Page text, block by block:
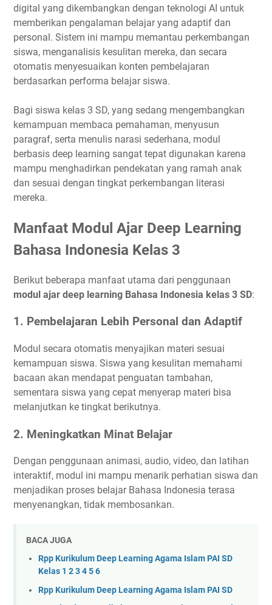
digital yang dikembangkan dengan teknologi AI untuk
memberikan pengalaman belajar yang adaptif dan
personal. Sistem ini mampu memantau perkembangan
siswa, menganalisis kesulitan mereka, dan secara
otomatis menyesuaikan konten pembelajaran
berdasarkan performa belajar siswa.
Bagi siswa kelas 3 SD, yang sedang mengembangkan
kemampuan membaca pemahaman, menyusun
paragraf, serta menulis narasi sederhana, modul
berbasis deep learning sangat tepat digunakan karena
mampu menghadirkan pendekatan yang ramah anak
dan sesuai dengan tingkat perkembangan literasi
mereka.
Manfaat Modul Ajar Deep Learning
Bahasa Indonesia Kelas 3
Berikut beberapa manfaat utama dari penggunaan
modul ajar deep learning Bahasa Indonesia kelas 3 SD:
1. Pembelajaran Lebih Personal dan Adaptif
Modul secara otomatis menyajikan materi sesuai
kemampuan siswa. Siswa yang kesulitan memahami
bacaan akan mendapat penguatan tambahan,
sementara siswa yang cepat menyerap materi bisa
melanjutkan ke tingkat berikutnya.
2. Meningkatkan Minat Belajar
Dengan penggunaan animasi, audio, video, dan latihan
interaktif, modul ini mampu menarik perhatian siswa dan
menjadikan proses belajar Bahasa Indonesia terasa
menyenangkan, tidak membosankan.
BACA JUGA
Rpp Kurikulum Deep Learning Agama Islam PAI SD
Kelas 1 2 3 4 5 6
Rpp Kurikulum Deep Learning Agama Islam PAI SD